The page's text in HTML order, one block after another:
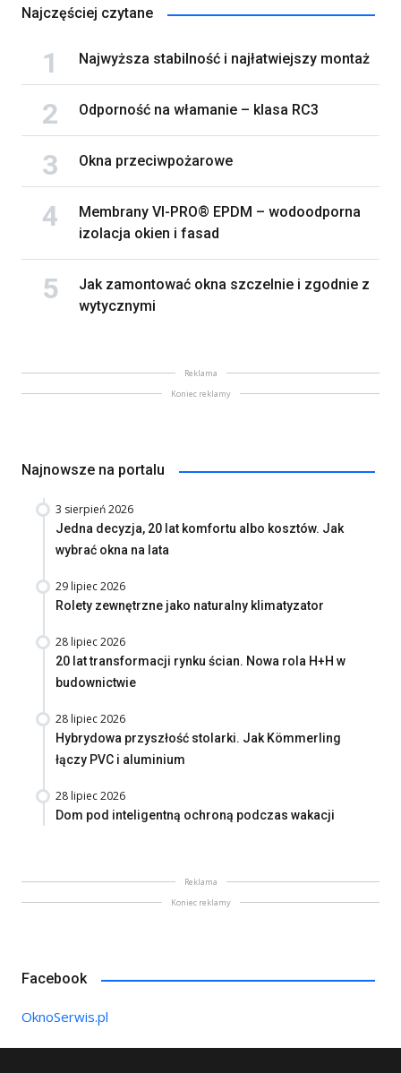
Najczęściej czytane
Najwyższa stabilność i najłatwiejszy montaż
Odporność na włamanie – klasa RC3
Okna przeciwpożarowe
Membrany VI-PRO® EPDM – wodoodporna
izolacja okien i fasad
Jak zamontować okna szczelnie i zgodnie z
wytycznymi
Reklama
Koniec reklamy
Najnowsze na portalu
3 sierpień 2026
Jedna decyzja, 20 lat komfortu albo kosztów. Jak
wybrać okna na lata
29 lipiec 2026
Rolety zewnętrzne jako naturalny klimatyzator
28 lipiec 2026
20 lat transformacji rynku ścian. Nowa rola H+H w
budownictwie
28 lipiec 2026
Hybrydowa przyszłość stolarki. Jak Kömmerling
łączy PVC i aluminium
28 lipiec 2026
Dom pod inteligentną ochroną podczas wakacji
Reklama
Koniec reklamy
Facebook
OknoSerwis.pl